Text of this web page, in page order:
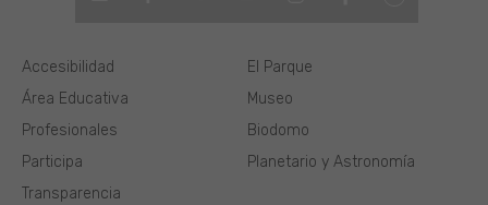
El Parque
Museo
Biodomo
Planetario y Astronomía
Área Educativa
Profesionales
Participa
Transparencia
Accesibilidad